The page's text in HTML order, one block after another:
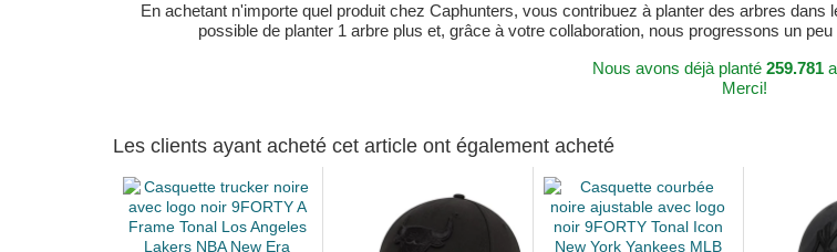
En achetant n'importe quel produit chez Caphunters, vous contribuez à planter des arbres
possible de planter 1 arbre plus et, grâce à votre collaboration, nous progressons un
Nous avons déjà planté 259.781
Merci!
Les clients ayant acheté cet article ont également acheté